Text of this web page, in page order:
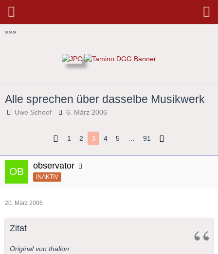
»»»
Alle sprechen über dasselbe Musikwerk
Uwe Schoof 6. März 2006
1 2 3 4 5 … 91
observator
INAKTIV
20. März 2006
Zitat
Original von thalion